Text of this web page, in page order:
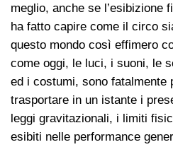
meglio, anche se l’esibizione
ha fatto capire come il circo
questo mondo così effimero
come oggi, le luci, i suoni, le
ed i costumi, sono fatalmente
trasportare in un istante i
leggi gravitazionali, i limiti
esibiti nelle performance